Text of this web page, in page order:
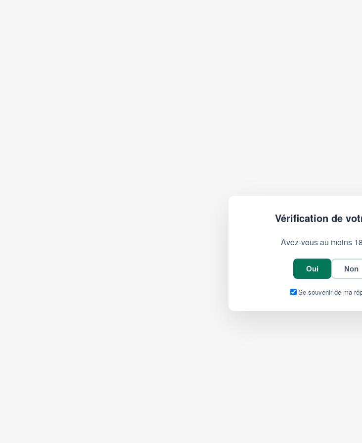
Vérification de
Avez-vous au moins
Oui Non
Se souvenir de ma